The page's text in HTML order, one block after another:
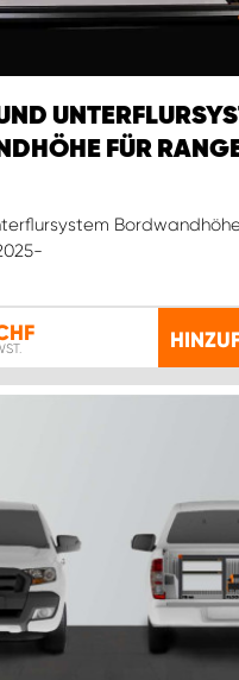
FÜR